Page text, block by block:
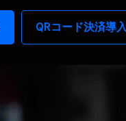
QRコード決済導